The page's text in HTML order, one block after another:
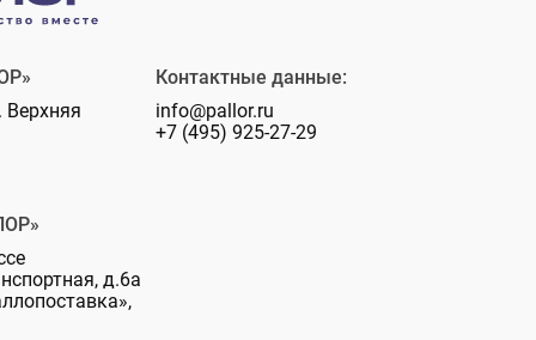
Верхняя
д.6а
Контактные данные:
info@pallor.ru
+7 (495) 925-27-29